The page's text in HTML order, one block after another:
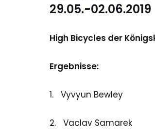
29.05.-02.06.2019
High Bicycles der
Ergebnisse:
1. Vyvyun
2. Vaclav